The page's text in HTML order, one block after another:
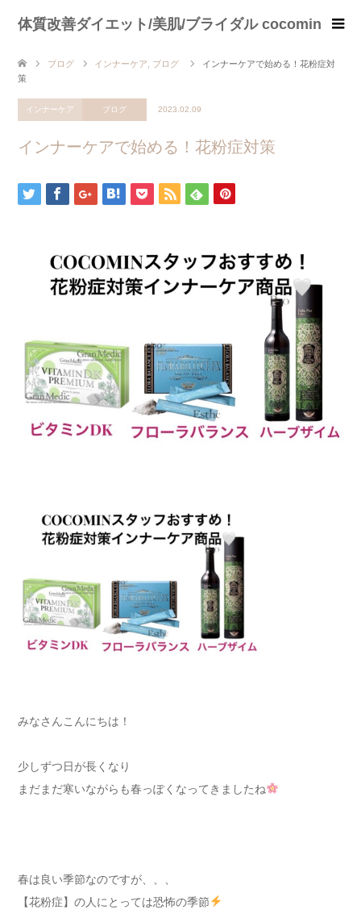
体質改善ダイエット/美肌/ブライダル cocomin
ブログ インナーケア ブログ
インナーケアで始める！花粉症対
策
インナーケア ブログ 2023.02.09
インナーケアで始める！花粉症対策
みなさんこんにちは！
少しずつ日が長くなり
まだまだ寒いながらも春っぽくなってきましたね
春は良い季節なのですが、、、
【花粉症】の人にとっては恐怖の季節